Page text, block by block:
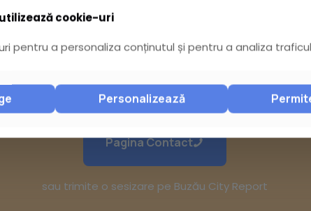
întrebări?
Pagina Contact
sau trimite o sesizare pe Buzău City Report
cookie-uri
pentru a personaliza conținutul și pentru a analiza
Personalizează